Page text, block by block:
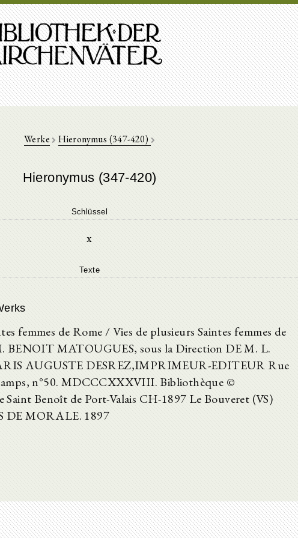
Werke Hieronymus (347-420)
Hieronymus (347-420)
Schlüssel
x
Texte
femmes de Rome / Vies de plusieurs Saintes femmes de
BENOIT MATOUGUES, sous la Direction DE M. L.
AUGUSTE DESREZ,IMPRIMEUR-EDITEUR Rue
n°50. MDCCCXXXVIII. Bibliothèque ©
Benoît de Port-Valais CH-1897 Le Bouveret (VS)
DE MORALE. 1897